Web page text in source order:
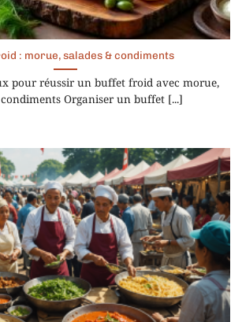
: morue, salades & condiments
pour réussir un buffet froid avec morue,
Organiser un buffet [...]